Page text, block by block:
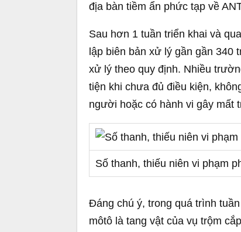
địa bàn tiềm ẩn phức tạp về
Sau hơn 1 tuần triển khai và
lập biên bản xử lý gần gần 340
xử lý theo quy định. Nhiều
tiện khi chưa đủ điều kiện,
người hoặc có hành vi gây mất
Số thanh, thiếu niên vi phạm
Đáng chú ý, trong quá trình
môtô là tang vật của vụ trộm